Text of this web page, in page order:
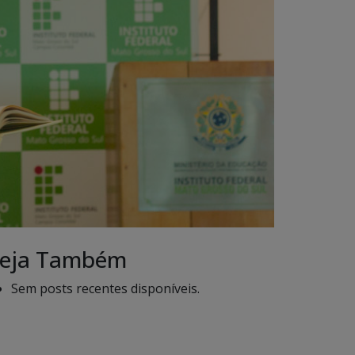
Também
Sem posts recentes disponíveis.